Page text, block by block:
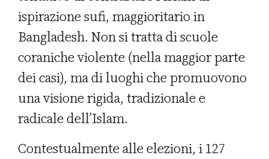
ispirazione sufi, maggioritario in
Bangladesh. Non si tratta di scuole
coraniche violente (nella maggior parte
dei casi), ma di luoghi che promuovono
una visione rigida, tradizionale e
radicale dell’Islam.
Contestualmente alle elezioni, i 127